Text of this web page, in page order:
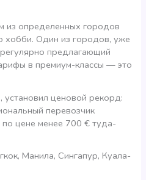
из определенных городов
хобби. Один из городов, уже
предлагающий
в премиум-классы — это
ценовой рекорд:
перевозчик
цене менее 700 € туда-
Манила, Сингапур, Куала-